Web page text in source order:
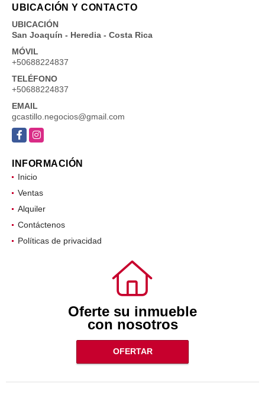
UBICACIÓN Y CONTACTO
UBICACIÓN
San Joaquín - Heredia - Costa Rica
MÓVIL
+50688224837
TELÉFONO
+50688224837
EMAIL
gcastillo.negocios@gmail.com
FacebookInstagram
INFORMACIÓN
Inicio
Ventas
Alquiler
Contáctenos
Políticas de privacidad
Oferte su inmueble
con nosotros
OFERTAR